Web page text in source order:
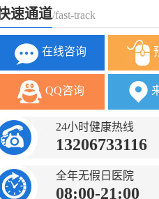
速通道/fast-track
在线咨询
QQ咨询
24小时健康热线
13206733116
全年无假日医院
08:00-21:00